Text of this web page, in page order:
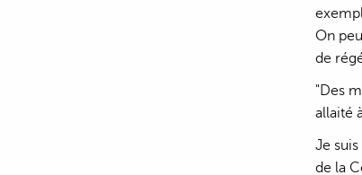
On
de
"Des
allaité
Je
de la